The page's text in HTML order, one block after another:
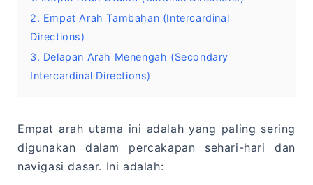
2. Empat Arah Tambahan (Intercardinal
Directions)
3. Delapan Arah Menengah (Secondary
Intercardinal Directions)
Empat arah utama ini adalah yang paling sering
digunakan dalam percakapan sehari-hari dan
navigasi dasar. Ini adalah: